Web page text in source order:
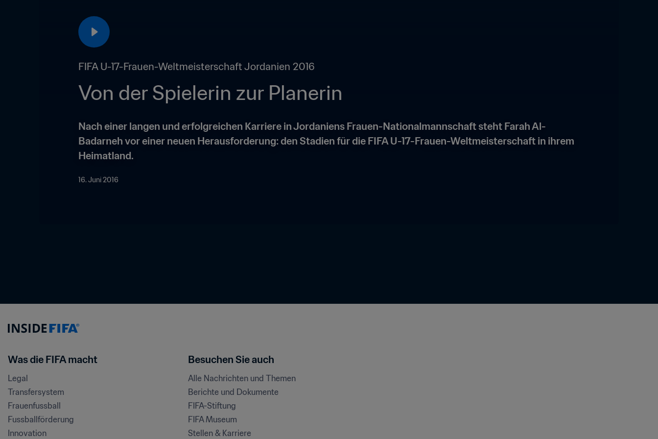
FIFA U-17-Frauen-Weltmeisterschaft Jordanien 2016
Von der Spielerin zur Planerin
Nach einer langen und erfolgreichen Karriere in Jordaniens Frauen-Nationalmannschaft steht Farah Al-
Badarneh vor einer neuen Herausforderung: den Stadien für die FIFA U-17-Frauen-Weltmeisterschaft in ihrem
Heimatland.
16. Juni 2016
Was die FIFA macht
Legal
Transfersystem
Frauenfussball
Fussballförderung
Innovation
Besuchen Sie auch
Alle Nachrichten und Themen
Berichte und Dokumente
FIFA-Stiftung
FIFA Museum
Stellen & Karriere